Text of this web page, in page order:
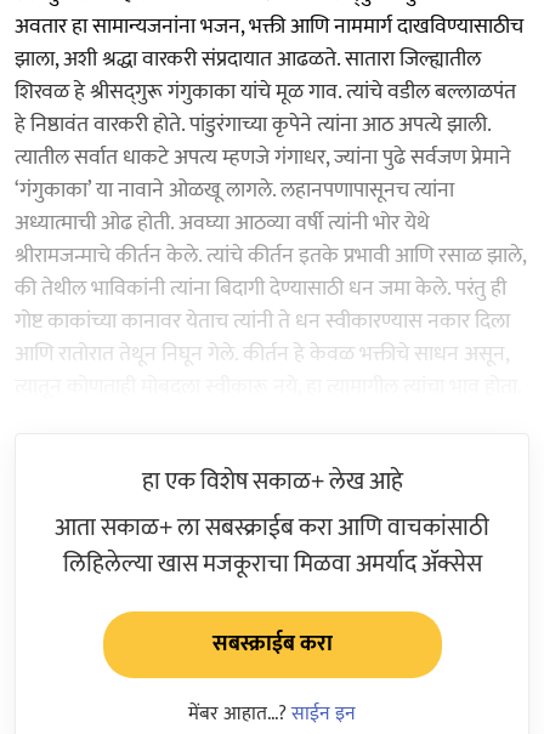
अवतार हा सामान्यजनांना भजन, भक्ती आणि नाममार्ग दाखविण्यासाठीच
झाला, अशी श्रद्धा वारकरी संप्रदायात आढळते. सातारा जिल्ह्यातील
शिरवळ हे श्रीसद्‍गुरू गंगुकाका यांचे मूळ गाव. त्यांचे वडील बल्लाळपंत
हे निष्ठावंत वारकरी होते. पांडुरंगाच्या कृपेने त्यांना आठ अपत्ये झाली.
त्यातील सर्वात धाकटे अपत्य म्हणजे गंगाधर, ज्यांना पुढे सर्वजण प्रेमाने
‘गंगुकाका’ या नावाने ओळखू लागले. लहानपणापासूनच त्यांना
अध्यात्माची ओढ होती. अवघ्या आठव्या वर्षी त्यांनी भोर येथे
श्रीरामजन्माचे कीर्तन केले. त्यांचे कीर्तन इतके प्रभावी आणि रसाळ झाले,
की तेथील भाविकांनी त्यांना बिदागी देण्यासाठी धन जमा केले. परंतु ही
गोष्ट काकांच्या कानावर येताच त्यांनी ते धन स्वीकारण्यास नकार दिला
आणि रातोरात तेथून निघून गेले. कीर्तन हे केवळ भक्तीचे साधन असून,
हा एक विशेष सकाळ+ लेख आहे
आता सकाळ+ ला सबस्क्राईब करा आणि वाचकांसाठी
लिहिलेल्या खास मजकूराचा मिळवा अमर्याद ॲक्सेस
सबस्क्राईब करा
मेंबर आहात...?साईन इन